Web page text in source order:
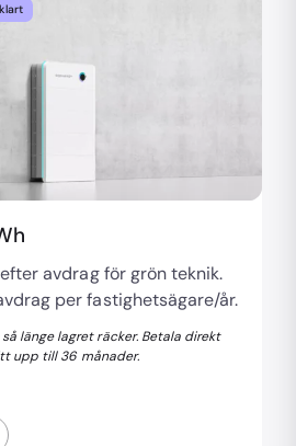
avdrag för grön teknik.
per fastighetsägare/år.
länge lagret räcker. Betala direkt
upp till 36 månader.